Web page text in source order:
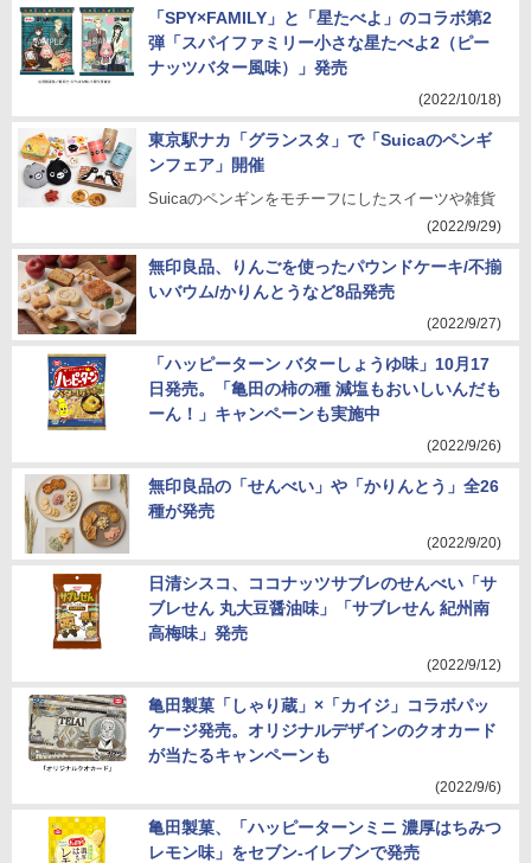
「SPY×FAMILY」と「星たべよ」のコラボ第2
弾「スパイファミリー小さな星たべよ2（ピー
ナッツバター風味）」発売
(2022/10/18)
東京駅ナカ「グランスタ」で「Suicaのペンギ
ンフェア」開催
Suicaのペンギンをモチーフにしたスイーツや雑貨
(2022/9/29)
無印良品、りんごを使ったパウンドケーキ/不揃
いバウム/かりんとうなど8品発売
(2022/9/27)
「ハッピーターン バターしょうゆ味」10月17
日発売。「亀田の柿の種 減塩もおいしいんだも
ーん！」キャンペーンも実施中
(2022/9/26)
無印良品の「せんべい」や「かりんとう」全26
種が発売
(2022/9/20)
日清シスコ、ココナッツサブレのせんべい「サ
ブレせん 丸大豆醤油味」「サブレせん 紀州南
高梅味」発売
(2022/9/12)
亀田製菓「しゃり蔵」×「カイジ」コラボパッ
ケージ発売。オリジナルデザインのクオカード
が当たるキャンペーンも
(2022/9/6)
亀田製菓、「ハッピーターンミニ 濃厚はちみつ
レモン味」をセブン-イレブンで発売